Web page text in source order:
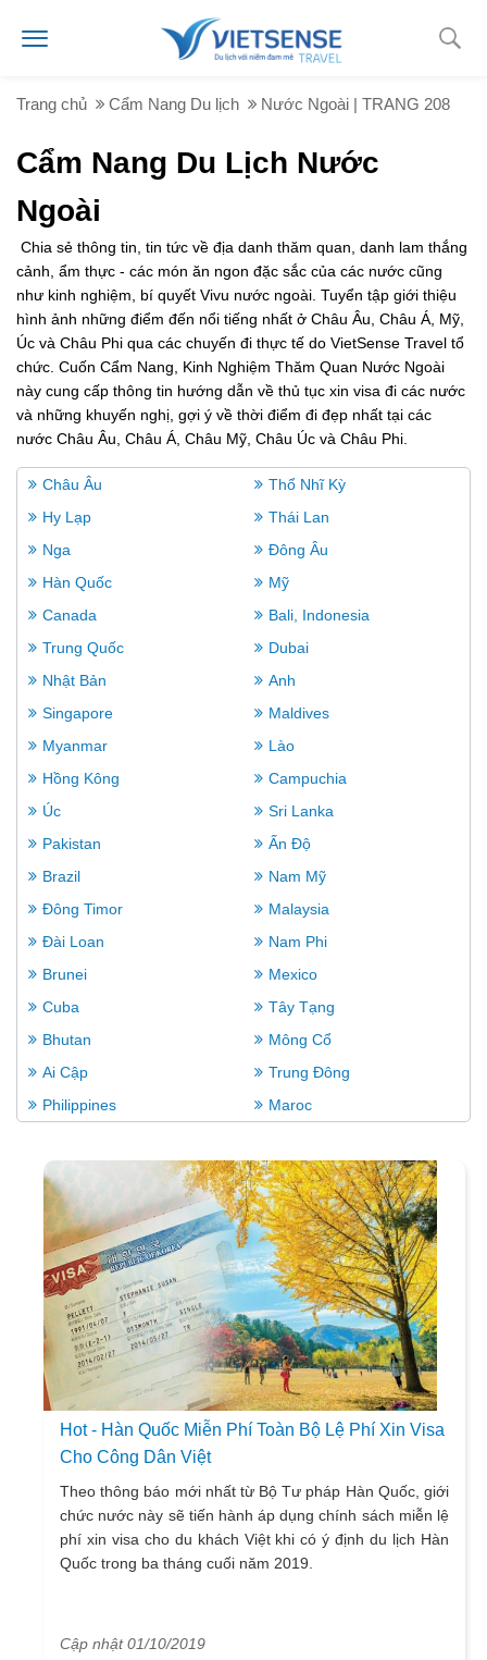
Trang chủ Cẩm Nang Du lịch Nước Ngoài | TRANG 208
Cẩm Nang Du Lịch Nước
Ngoài
Chia sẻ thông tin, tin tức về địa danh thăm quan, danh lam thắng
cảnh, ẩm thực - các món ăn ngon đặc sắc của các nước cũng
như kinh nghiệm, bí quyết Vivu nước ngoài. Tuyển tập giới thiệu
hình ảnh những điểm đến nổi tiếng nhất ở Châu Âu, Châu Á, Mỹ,
Úc và Châu Phi qua các chuyến đi thực tế do VietSense Travel tổ
chức. Cuốn Cẩm Nang, Kinh Nghiệm Thăm Quan Nước Ngoài
này cung cấp thông tin hướng dẫn về thủ tục xin visa đi các nước
và những khuyến nghị, gợi ý về thời điểm đi đẹp nhất tại các
nước Châu Âu, Châu Á, Châu Mỹ, Châu Úc và Châu Phi.
Châu Âu
Thổ Nhĩ Kỳ
Hy Lạp
Thái Lan
Nga
Đông Âu
Hàn Quốc
Mỹ
Canada
Bali, Indonesia
Trung Quốc
Dubai
Nhật Bản
Anh
Singapore
Maldives
Myanmar
Lào
Hồng Kông
Campuchia
Úc
Sri Lanka
Pakistan
Ấn Độ
Brazil
Nam Mỹ
Đông Timor
Malaysia
Đài Loan
Nam Phi
Brunei
Mexico
Cuba
Tây Tạng
Bhutan
Mông Cổ
Ai Cập
Trung Đông
Philippines
Maroc
Hot - Hàn Quốc Miễn Phí Toàn Bộ Lệ Phí Xin Visa
Cho Công Dân Việt
Theo thông báo mới nhất từ Bộ Tư pháp Hàn Quốc, giới
chức nước này sẽ tiến hành áp dụng chính sách miễn lệ
phí xin visa cho du khách Việt khi có ý định du lịch Hàn
Quốc trong ba tháng cuối năm 2019.
Cập nhật 01/10/2019